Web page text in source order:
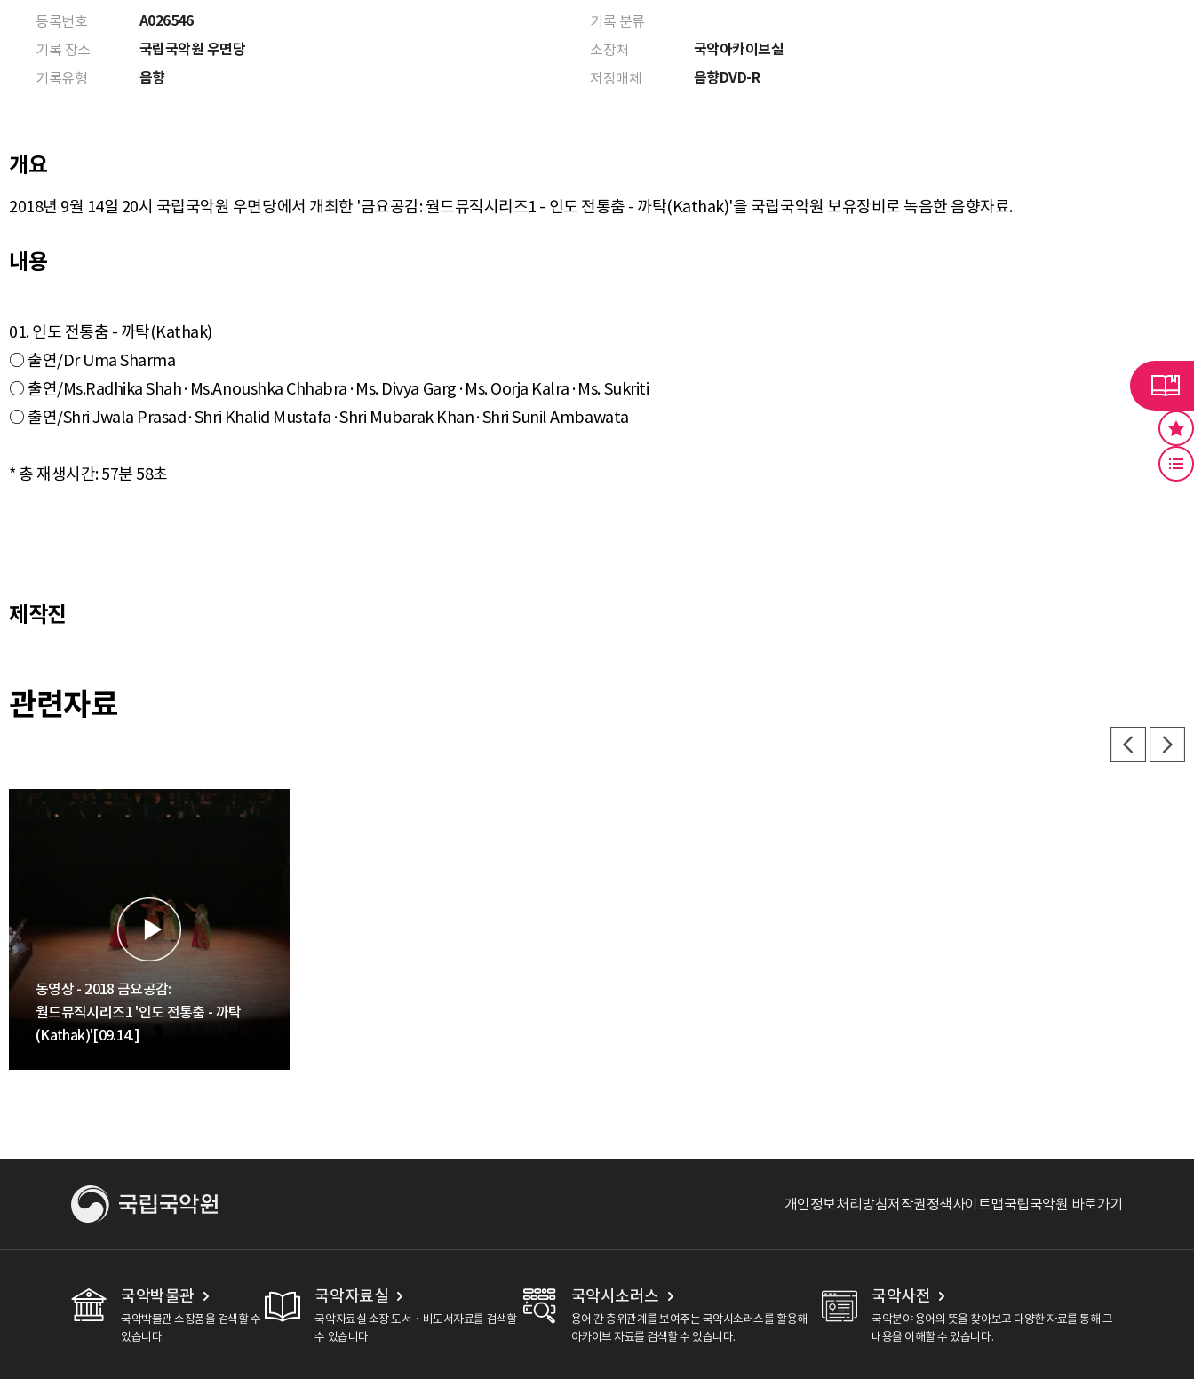
등록번호 A026546
기록 분류
기록 장소
국립국악원 우면당 소장처 국악아카이브실
기록유형 음향 저장매체 음향DVD-R
개요
2018년 9월 14일 20시 국립국악원 우면당에서 개최한 '금요공감: 월드뮤직시리즈1 - 인도 전통춤 - 까탁(Kathak)'을 국립국악원 보유장비로 녹음한 음향자료.
내용
01. 인도 전통춤 - 까탁(Kathak)
○ 출연/Dr Uma Sharma
○ 출연/Ms.Radhika Shah·Ms.Anoushka Chhabra·Ms. Divya Garg·Ms. Oorja Kalra·Ms. Sukriti
○ 출연/Shri Jwala Prasad·Shri Khalid Mustafa·Shri Mubarak Khan·Shri Sunil Ambawata
제작진
관련자료
동영상 - 2018 금요공감:
월드뮤직시리즈1 '인도 전통춤 - 까탁
(Kathak)'[09.14.]
개인정보처리방침저작권정책사이트맵국립국악원 바로가기
국악박물관
국악박물관 소장품을 검색할 수
있습니다.
국악자료실
국악자료실 소장 도서ㆍ비도서자료를 검색할
수 있습니다.
국악시소러스
용어 간 층위관계를 보여주는 국악시소러스를 활용해
아카이브 자료를 검색할 수 있습니다.
국악사전
국악분야 용어의 뜻을 찾아보고 다양한 자료를 통해 그
내용을 이해할 수 있습니다.